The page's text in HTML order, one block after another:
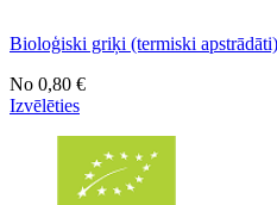
Bioloģiski griķi (termiski apstrādāti)
No 0,80 €
Izvēlēties